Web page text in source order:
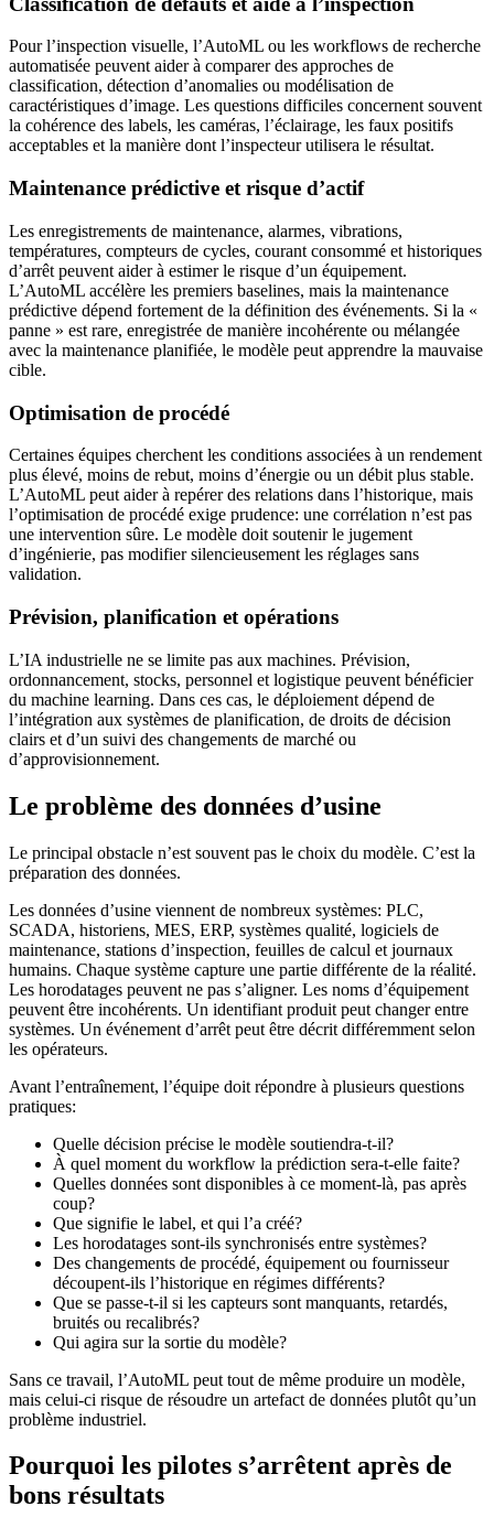
Pour l’inspection visuelle, l’AutoML ou les workflows de recherche
automatisée peuvent aider à comparer des approches de
classification, détection d’anomalies ou modélisation de
caractéristiques d’image. Les questions difficiles concernent souvent
la cohérence des labels, les caméras, l’éclairage, les faux positifs
acceptables et la manière dont l’inspecteur utilisera le résultat.
Maintenance prédictive et risque d’actif
Les enregistrements de maintenance, alarmes, vibrations,
températures, compteurs de cycles, courant consommé et historiques
d’arrêt peuvent aider à estimer le risque d’un équipement.
L’AutoML accélère les premiers baselines, mais la maintenance
prédictive dépend fortement de la définition des événements. Si la «
panne » est rare, enregistrée de manière incohérente ou mélangée
avec la maintenance planifiée, le modèle peut apprendre la mauvaise
cible.
Optimisation de procédé
Certaines équipes cherchent les conditions associées à un rendement
plus élevé, moins de rebut, moins d’énergie ou un débit plus stable.
L’AutoML peut aider à repérer des relations dans l’historique, mais
l’optimisation de procédé exige prudence: une corrélation n’est pas
une intervention sûre. Le modèle doit soutenir le jugement
d’ingénierie, pas modifier silencieusement les réglages sans
validation.
Prévision, planification et opérations
L’IA industrielle ne se limite pas aux machines. Prévision,
ordonnancement, stocks, personnel et logistique peuvent bénéficier
du machine learning. Dans ces cas, le déploiement dépend de
l’intégration aux systèmes de planification, de droits de décision
clairs et d’un suivi des changements de marché ou
d’approvisionnement.
Le problème des données d’usine
Le principal obstacle n’est souvent pas le choix du modèle. C’est la
préparation des données.
Les données d’usine viennent de nombreux systèmes: PLC,
SCADA, historiens, MES, ERP, systèmes qualité, logiciels de
maintenance, stations d’inspection, feuilles de calcul et journaux
humains. Chaque système capture une partie différente de la réalité.
Les horodatages peuvent ne pas s’aligner. Les noms d’équipement
peuvent être incohérents. Un identifiant produit peut changer entre
systèmes. Un événement d’arrêt peut être décrit différemment selon
les opérateurs.
Avant l’entraînement, l’équipe doit répondre à plusieurs questions
pratiques:
Quelle décision précise le modèle soutiendra-t-il?
À quel moment du workflow la prédiction sera-t-elle faite?
Quelles données sont disponibles à ce moment-là, pas après
coup?
Que signifie le label, et qui l’a créé?
Les horodatages sont-ils synchronisés entre systèmes?
Des changements de procédé, équipement ou fournisseur
découpent-ils l’historique en régimes différents?
Que se passe-t-il si les capteurs sont manquants, retardés,
bruités ou recalibrés?
Qui agira sur la sortie du modèle?
Sans ce travail, l’AutoML peut tout de même produire un modèle,
mais celui-ci risque de résoudre un artefact de données plutôt qu’un
problème industriel.
Pourquoi les pilotes s’arrêtent après de
bons résultats